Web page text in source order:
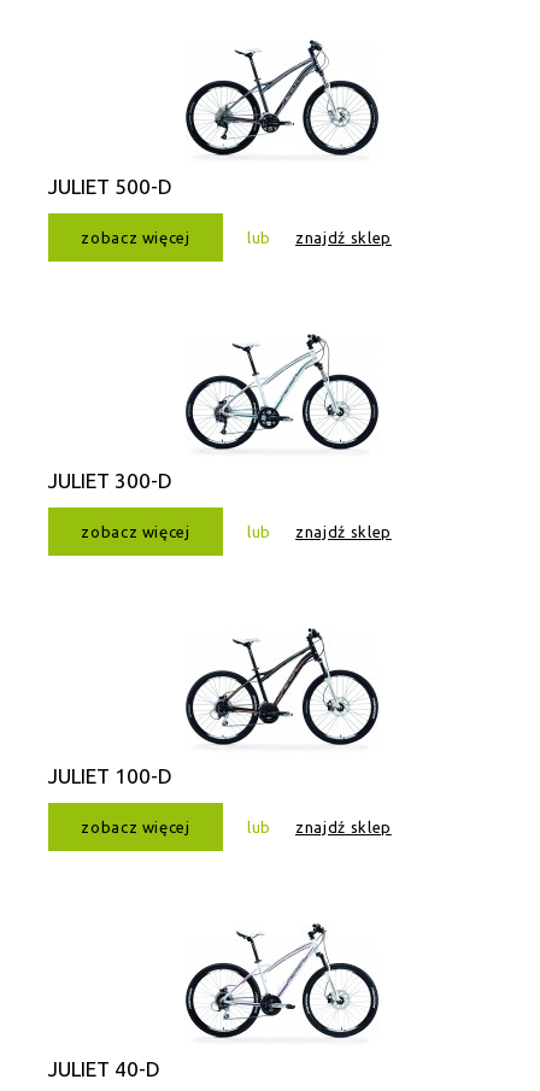
JULIET 500-D
zobacz więcej lub znajdź sklep
JULIET 300-D
zobacz więcej lub znajdź sklep
JULIET 100-D
zobacz więcej lub znajdź sklep
JULIET 40-D